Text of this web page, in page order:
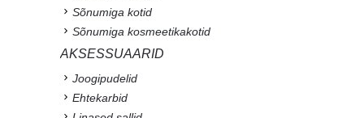
Sõnumiga kotid
Sõnumiga kosmeetikakotid
AKSESSUAARID
Joogipudelid
Ehtekarbid